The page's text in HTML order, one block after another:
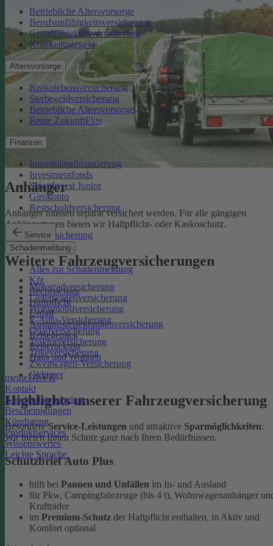
Betriebliche Altersvorsorge
Berufsunfähigkeitsversicherung
Grundfähigkeitsversicherung
Krankentagegeld
Altersvorsorge
Risikolebensversicherung
Sterbegeldversicherung
Betriebliche Altersvorsorge
Rente ZukunftPlus
Finanzen
Immobilienfinanzierung
Investmentfonds
SmartInvest Junior
Girokonto
Restschuldversicherung
Service
Schadenmeldung
Alles zur Schadenmeldung
Kfz
Rechtsschutz
Haftpflicht
Unfall
Auslandsreisekrankenversicherung
Reisegepäck
Reiserücktritt
Haus und Wohnen
meineDEVK
Kontakt
Kundendaten ändern
Bescheinigungen
Kündigung
Produktservices
Wissenswertes
Leichte Sprache
Anhänger
Anhänger müssen separat versichert werden. Für alle gängigen
Anhängertypen bieten wir Haftpflicht- oder Kaskoschutz.
Anhängerversicherung
Weitere Fahrzeugversicherungen
Motorradversicherung
Lieferwagenversicherung
Wohnmobilversicherung
E-Auto-Versicherung
Quadversicherung
Traktorversicherung
Trikeversicherung
Zweitwagen-Versicherung
Oldtimer
Highlights unserer Fahrzeugversicherung
BesondereService-Leistungen und attraktive Sparmöglichkeiten:
Wir bieten Ihnen Schutz ganz nach Ihren Bedürfnissen.
Schutzbrief Auto Plus
hilft bei Pannen und Unfällen im In- und Ausland
für Pkw, Campingfahrzeuge (bis 4 t), Wohnwagenanhänger
Krafträder
im Premium-Schutz der Haftpflicht enthalten, in Aktiv und
Komfort optional